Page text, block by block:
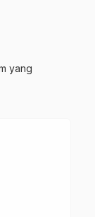
yang